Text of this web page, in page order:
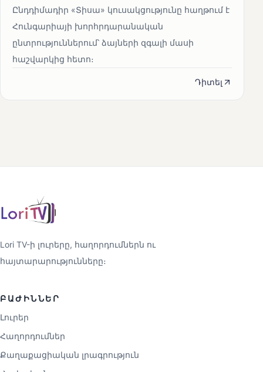
Ընդդիմադիր «Տիսա» կուսակցությունը հաղթում է
Հունգարիայի խորհրդարանական
ընտրություններում՝ ձայների զգալի մասի
հաշվարկից հետո։
Դիտել
Lori TV-ի լուրերը, հաղորդումներն ու
հայտարարությունները։
ԲԱԺԻՆՆԵՐ
Լուրեր
Հաղորդումներ
Քաղաքացիական լրագրություն